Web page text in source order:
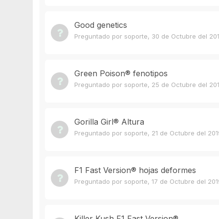
Good genetics
Preguntado por soporte, 30 de Octubre del
Green Poison®️ fenotipos
Preguntado por soporte, 25 de Octubre del
Gorilla Girl®️ Altura
Preguntado por soporte, 21 de Octubre del
F1 Fast Version® hojas deformes
Preguntado por soporte,17 de Octubre del